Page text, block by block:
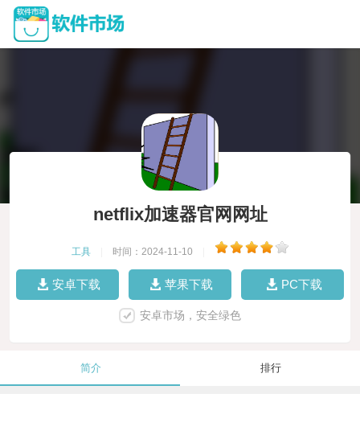
netflix加速器官网网址
工具 时间：2024-11-10
安卓下载 苹果下载 PC下载
安卓市场，安全绿色
简介 排行